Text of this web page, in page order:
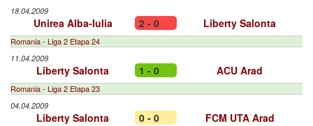
18.04.2009
Unirea Alba-Iulia 2 - 0 Liberty Salonta
Romania - Liga 2 Etapa 24
11.04.2009
Liberty Salonta 1 - 0 ACU Arad
Romania - Liga 2 Etapa 23
04.04.2009
Liberty Salonta 0 - 0 FCM UTA Arad